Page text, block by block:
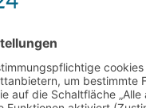
9 - 14 Uhr